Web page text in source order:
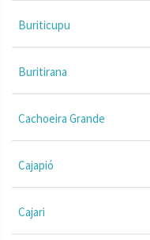
Buriticupu
Buritirana
Cachoeira Grande
Cajapió
Cajari